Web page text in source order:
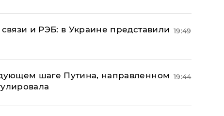
и РЭБ: в Украине представили 19:49
шаге Путина, направленном 19:44